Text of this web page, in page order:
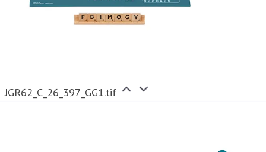
JGR62_C_26_397_GG1.tif